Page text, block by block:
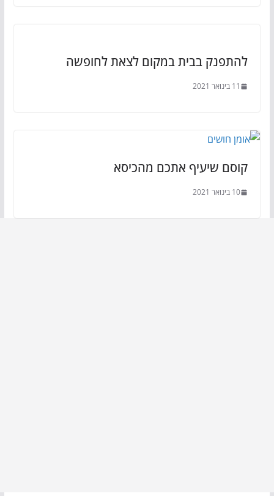
להתפנק בבית במקום לצאת לחופשה
11 בינואר 2021
קוסם שיעיף אתכם מהכיסא
10 בינואר 2021